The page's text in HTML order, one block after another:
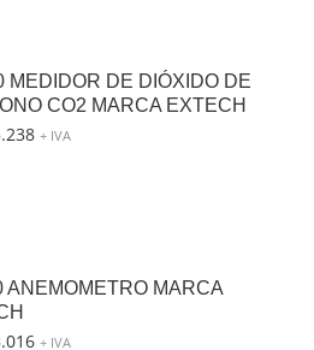
MEDIDOR DE DIÓXIDO DE
CO2 MARCA EXTECH
+ IVA
ANEMOMETRO MARCA
+ IVA